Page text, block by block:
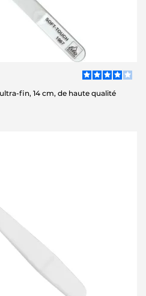
fin, 14 cm, de haute qualité